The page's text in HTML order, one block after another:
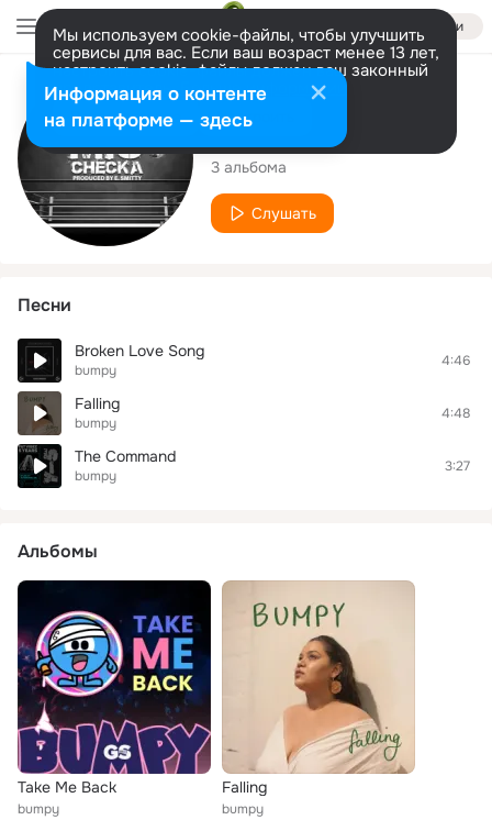
Войти
Мы используем cookie-файлы, чтобы улучшить
сервисы для вас. Если ваш возраст менее 13 лет,
настроить cookie-файлы должен ваш законный
представитель. Больше информации
Разрешить все Настроить
Исполнитель
bumpy
3 альбома
Слушать
Песни
Broken Love Song
bumpy
4:46
Falling
bumpy
4:48
The Command
bumpy
3:27
Альбомы
Take Me Back
bumpy
Falling
bumpy
Информация о контенте
на платформе — здесь